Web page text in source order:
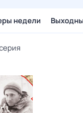
недели